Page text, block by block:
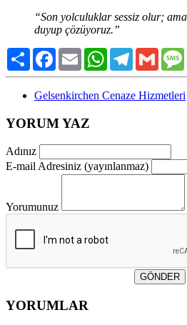
“Son yolculuklar sessiz olur;
duyup çözüyoruz.”
PaylaşFacebook
Email WhatsAppTelegram
Gmail
Gelsenkirchen Cenaze Hizmetleri
YORUM YAZ
Adınız
E-mail Adresiniz (yayınlanmaz)
Yorumunuz
GÖNDER
YORUMLAR